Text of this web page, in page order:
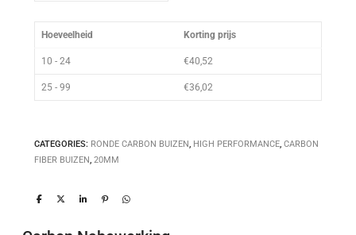
Hoeveelheid Korting prijs
10 - 24 €40,52
25 - 99 €36,02
CATEGORIES: RONDE CARBON BUIZEN, HIGH PERFORMANCE, CARBON
FIBER BUIZEN, 20MM